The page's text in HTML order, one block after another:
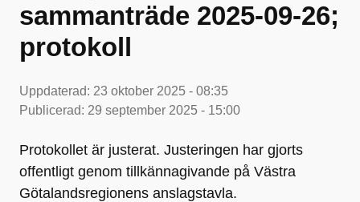
sammanträde 2025-09-26;
protokoll
Uppdaterad: 23 oktober 2025 - 08:35
Publicerad: 29 september 2025 - 15:00
Protokollet är justerat. Justeringen har gjorts
offentligt genom tillkännagivande på Västra
Götalandsregionens anslagstavla.